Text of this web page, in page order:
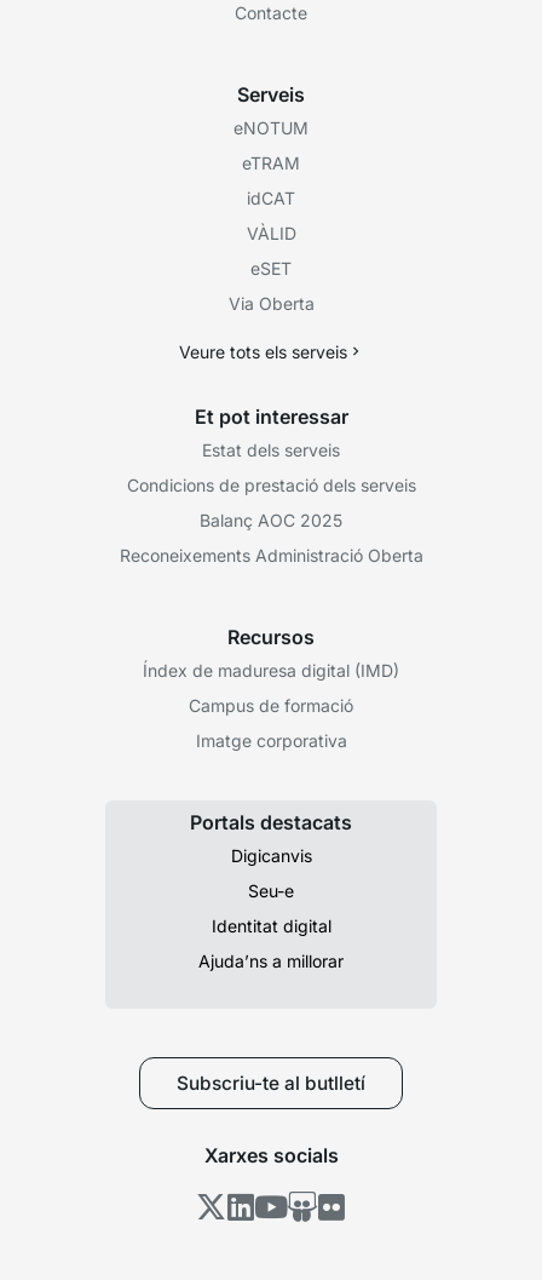
Contacte
Serveis
eNOTUM
eTRAM
idCAT
VÀLID
eSET
Via Oberta
Veure tots els serveis
Et pot interessar
Estat dels serveis
Condicions de prestació dels serveis
Balanç AOC 2025
Reconeixements Administració Oberta
Recursos
Índex de maduresa digital (IMD)
Campus de formació
Imatge corporativa
Portals destacats
Digicanvis
Seu-e
Identitat digital
Ajuda’ns a millorar
Subscriu-te al butlletí
Xarxes socials